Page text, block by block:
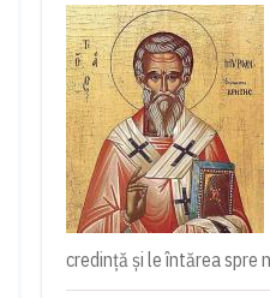
credință și le întărea spre